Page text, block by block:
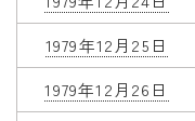
1979年12月25日
1979年12月26日